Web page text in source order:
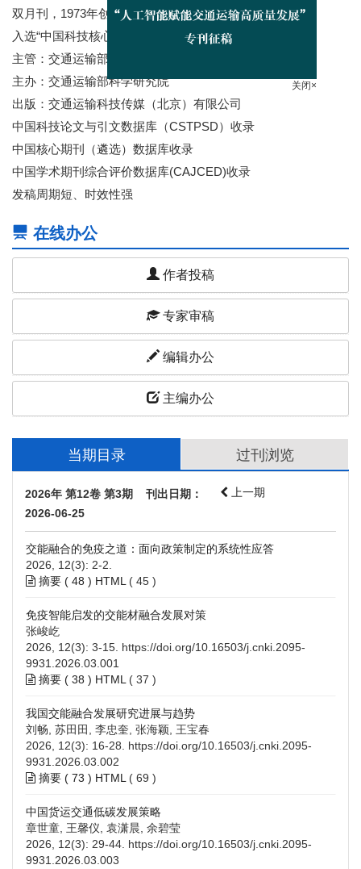
双月刊，1973年创刊
入选“中国科技核心期刊”
主管：交通运输部
主办：交通运输部科学研究院
出版：交通运输科技传媒（北京）有限公司
中国科技论文与引文数据库（CSTPSD）收录
中国核心期刊（遴选）数据库收录
中国学术期刊综合评价数据库(CAJCED)收录
发稿周期短、时效性强
在线办公
作者投稿
专家审稿
编辑办公
主编办公
当期目录 过刊浏览
2026年 第12卷 第3期 刊出日期：
2026-06-25
上一期
交能融合的免疫之道：面向政策制定的系统性应答
2026, 12(3): 2-2.
摘要 ( 48 ) HTML ( 45 )
免疫智能启发的交能材融合发展对策
张峻屹
2026, 12(3): 3-15. https://doi.org/10.16503/j.cnki.2095-
9931.2026.03.001
摘要 ( 38 ) HTML ( 37 )
我国交能融合发展研究进展与趋势
刘畅, 苏田田, 李忠奎, 张海颖, 王宝春
2026, 12(3): 16-28. https://doi.org/10.16503/j.cnki.2095-
9931.2026.03.002
摘要 ( 73 ) HTML ( 69 )
中国货运交通低碳发展策略
章世童, 王馨仪, 袁潇晨, 余碧莹
2026, 12(3): 29-44. https://doi.org/10.16503/j.cnki.2095-
9931.2026.03.003